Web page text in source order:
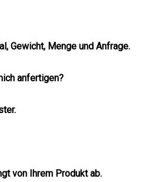
Gewicht, Menge und Anfrage.
anfertigen?
von Ihrem Produkt ab.